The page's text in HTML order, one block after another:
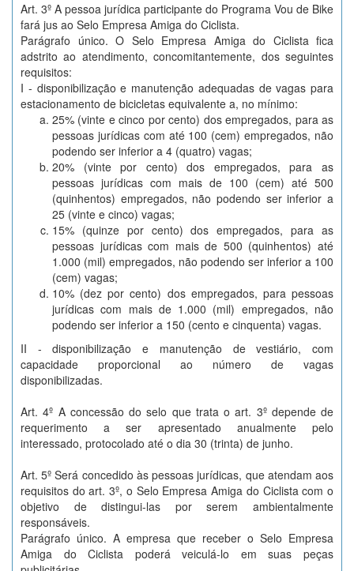
Art. 3º A pessoa jurídica participante do Programa Vou de Bike
fará jus ao Selo Empresa Amiga do Ciclista.
Parágrafo único. O Selo Empresa Amiga do Ciclista fica
adstrito ao atendimento, concomitantemente, dos seguintes
requisitos:
I - disponibilização e manutenção adequadas de vagas para
estacionamento de bicicletas equivalente a, no mínimo:
25% (vinte e cinco por cento) dos empregados, para as
pessoas jurídicas com até 100 (cem) empregados, não
podendo ser inferior a 4 (quatro) vagas;
20% (vinte por cento) dos empregados, para as
pessoas jurídicas com mais de 100 (cem) até 500
(quinhentos) empregados, não podendo ser inferior a
25 (vinte e cinco) vagas;
15% (quinze por cento) dos empregados, para as
pessoas jurídicas com mais de 500 (quinhentos) até
1.000 (mil) empregados, não podendo ser inferior a 100
(cem) vagas;
10% (dez por cento) dos empregados, para pessoas
jurídicas com mais de 1.000 (mil) empregados, não
podendo ser inferior a 150 (cento e cinquenta) vagas.
II - disponibilização e manutenção de vestiário, com
capacidade proporcional ao número de vagas
disponibilizadas.
Art. 4º A concessão do selo que trata o art. 3º depende de
requerimento a ser apresentado anualmente pelo
interessado, protocolado até o dia 30 (trinta) de junho.
Art. 5º Será concedido às pessoas jurídicas, que atendam aos
requisitos do art. 3º, o Selo Empresa Amiga do Ciclista com o
objetivo de distingui-las por serem ambientalmente
responsáveis.
Parágrafo único. A empresa que receber o Selo Empresa
Amiga do Ciclista poderá veiculá-lo em suas peças